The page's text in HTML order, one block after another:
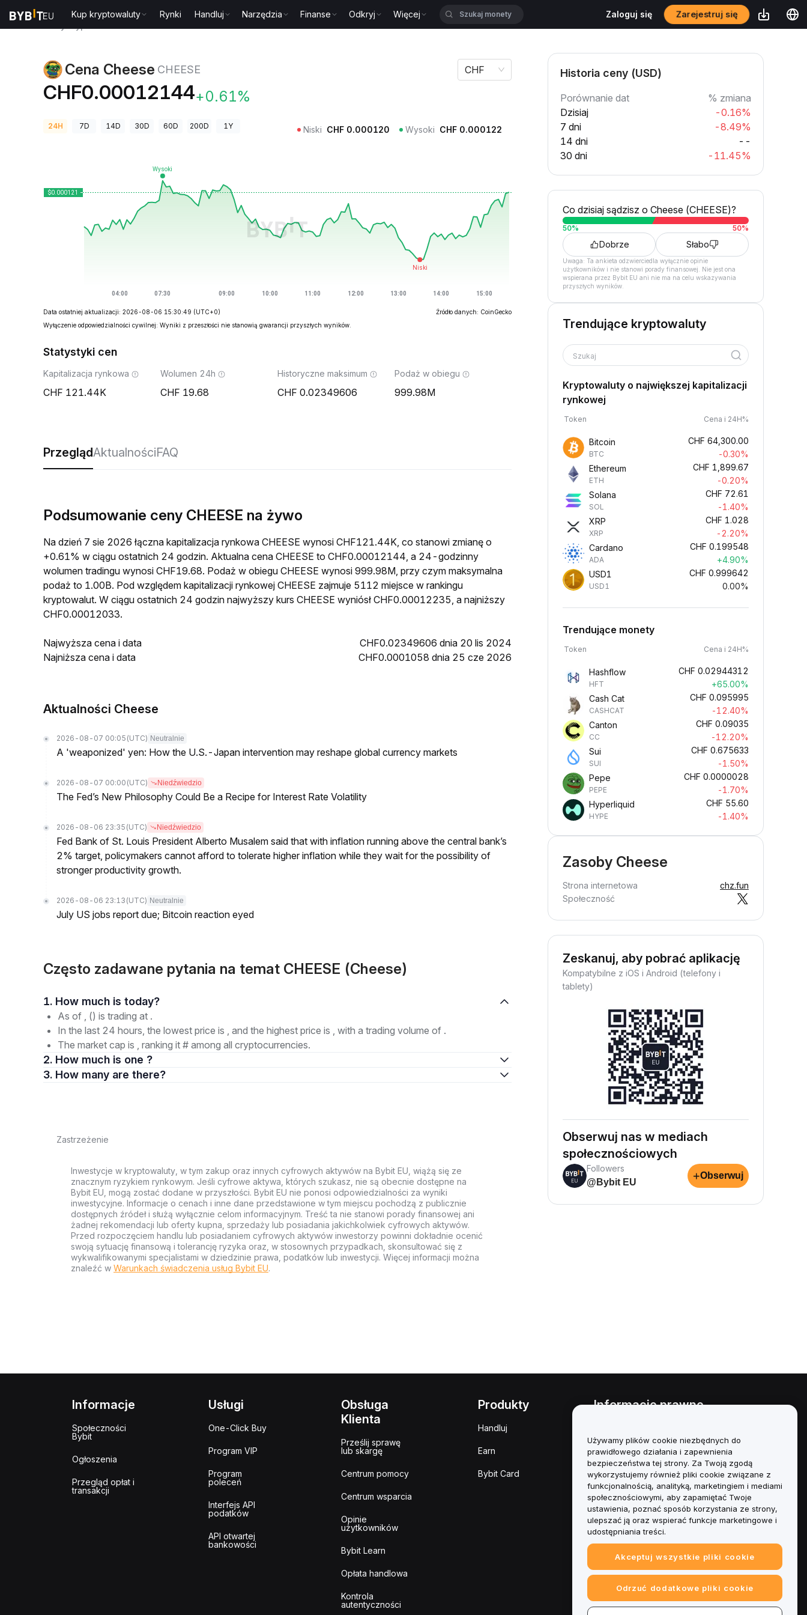
Kup kryptowaluty Rynki Handluj Narzędzia Finanse Odkryj Więcej Zaloguj się Zarejestruj się
Cena Cheese CHEESE
CHF0.00012144+0.61%
CHF
24H 7D 14D 30D 60D 200D 1Y Niski CHF 0.000120 Wysoki CHF 0.000122
Data ostatniej aktualizacji: 2026-08-06 15:30:49 (UTC+0)
Źródło danych: CoinGecko
Wyłączenie odpowiedzialności cywilnej: Wyniki z przeszłości nie stanowią gwarancji przyszłych wyników.
Statystyki cen
Kapitalizacja rynkowa
121.44K
Wolumen 24h
19.68
Historyczne maksimum
0.02349606
Podaż w obiegu
999.98M
PrzeglądAktualnościFAQ
Podsumowanie ceny CHEESE na żywo
Na dzień 7 sie 2026 łączna kapitalizacja rynkowa CHEESE wynosi CHF121.44K, co stanowi zmianę o
+0.61% w ciągu ostatnich 24 godzin. Aktualna cena CHEESE to CHF0.00012144, a 24-godzinny
wolumen tradingu wynosi CHF19.68. Podaż w obiegu CHEESE wynosi 999.98M, przy czym maksymalna
podaż to 1.00B. Pod względem kapitalizacji rynkowej CHEESE zajmuje 5112 miejsce w rankingu
kryptowalut. W ciągu ostatnich 24 godzin najwyższy kurs CHEESE wyniósł CHF0.00012235, a najniższy
CHF0.00012033.
Najwyższa cena i data
CHF0.02349606 dnia 20 lis 2024
Najniższa cena i data
CHF0.0001058 dnia 25 cze 2026
Aktualności Cheese
2026-08-07 00:05 (UTC) Neutralnie
A 'weaponized' yen: How the U.S.-Japan intervention may reshape global currency markets
2026-08-07 00:00 (UTC) Niedźwiedzio
The Fed’s New Philosophy Could Be a Recipe for Interest Rate Volatility
2026-08-06 23:35 (UTC) Niedźwiedzio
Fed Bank of St. Louis President Alberto Musalem said that with inflation running above the central bank’s
2% target, policymakers cannot afford to tolerate higher inflation while they wait for the possibility of
stronger productivity growth.
2026-08-06 23:13 (UTC) Neutralnie
July US jobs report due; Bitcoin reaction eyed
Często zadawane pytania na temat CHEESE (Cheese)
1. How much is today?
As of , () is trading at .
In the last 24 hours, the lowest price is , and the highest price is , with a trading volume of .
The market cap is , ranking it # among all cryptocurrencies.
2. How much is one ?
3. How many are there?
Zastrzeżenie
Inwestycje w kryptowaluty, w tym zakup oraz innych cyfrowych aktywów na Bybit EU, wiążą się ze
znacznym ryzykiem rynkowym. Jeśli cyfrowe aktywa, których szukasz, nie są obecnie dostępne na
Bybit EU, mogą zostać dodane w przyszłości. Bybit EU nie ponosi odpowiedzialności za wyniki
inwestycyjne. Informacje o cenach i inne dane przedstawione w tym miejscu pochodzą z publicznie
dostępnych źródeł i służą wyłącznie celom informacyjnym. Treść ta nie stanowi porady finansowej ani
żadnej rekomendacji lub oferty kupna, sprzedaży lub posiadania jakichkolwiek cyfrowych aktywów.
Przed rozpoczęciem handlu lub posiadaniem cyfrowych aktywów inwestorzy powinni dokładnie ocenić
swoją sytuację finansową i tolerancję ryzyka oraz, w stosownych przypadkach, skonsultować się z
wykwalifikowanymi specjalistami w dziedzinie prawa, podatków lub inwestycji. Więcej informacji można
znaleźć w Warunkach świadczenia usług Bybit EU.
Historia ceny (USD)
Porównanie dat
% zmiana
Dzisiaj
-0.16%
7 dni
-8.49%
14 dni
--
30 dni
-11.45%
Co dzisiaj sądzisz o Cheese (CHEESE)?
50% 50%
Dobrze Słabo
Uwaga: Ta ankieta odzwierciedla wyłącznie opinie
użytkowników i nie stanowi porady finansowej. Nie jest ona
wspierana przez Bybit EU ani nie ma na celu wskazywania
przyszłych wyników.
Trendujące kryptowaluty
Szukaj
Kryptowaluty o największej kapitalizacji
rynkowej
Token Cena i 24H%
Bitcoin
BTC
CHF 64,300.00
-0.30%
Ethereum
ETH
CHF 1,899.67
-0.20%
Solana
SOL
CHF 72.61
-1.40%
XRP
XRP
CHF 1.028
-2.20%
Cardano
ADA
CHF 0.199548
+4.90%
USD1
USD1
CHF 0.999642
0.00%
Trendujące monety
Token Cena i 24H%
Hashflow
HFT
CHF 0.02944312
+65.00%
Cash Cat
CASHCAT
CHF 0.095995
-12.40%
Canton
CC
CHF 0.09035
-12.20%
Sui
SUI
CHF 0.675633
-1.50%
Pepe
PEPE
CHF 0.0000028
-1.70%
Hyperliquid
HYPE
CHF 55.60
-1.40%
Zasoby Cheese
Strona internetowa
chz.fun
Społeczność
Zeskanuj, aby pobrać aplikację
Kompatybilne z iOS i Android (telefony i
tablety)
Obserwuj nas w mediach
społecznościowych
Followers
@Bybit EU
+Obserwuj
Informacje
Społeczności
Bybit
Ogłoszenia
Przegląd opłat i
transakcji
Usługi
One-Click Buy
Program VIP
Program
poleceń
Interfejs API
podatków
API otwartej
bankowości
Obsługa
Klienta
Prześlij sprawę
lub skargę
Centrum pomocy
Centrum wsparcia
Opinie
użytkowników
Bybit Learn
Opłata handlowa
Kontrola
autentyczności
Produkty
Handluj
Earn
Bybit Card
Informacje prawne
interesów
Podsumowanie polityki
powiernictwa i zarządzania
Informacje ESG
Biuletyny informacyjne
kryptoaktywów
Używamy plików cookie niezbędnych do
prawidłowego działania i zapewnienia
bezpieczeństwa tej strony. Za Twoją zgodą
wykorzystujemy również pliki cookie związane z
funkcjonalnością, analityką, marketingiem i mediami
społecznościowymi, aby zapamiętać Twoje
ustawienia, poznać sposób korzystania ze strony,
ulepszać ją oraz wspierać funkcje marketingowe i
udostępniania treści.
Akceptuj wszystkie pliki cookie
Odrzuć dodatkowe pliki cookie